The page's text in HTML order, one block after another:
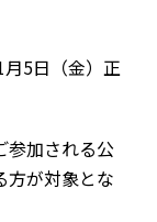
5日（金）正
加される公
方が対象とな